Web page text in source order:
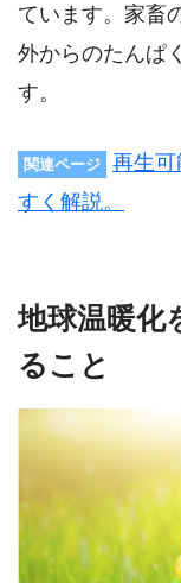
ています。家畜
外からのたんぱ
す。
関連ページ
再生
すく解説。
地球温暖化
ること